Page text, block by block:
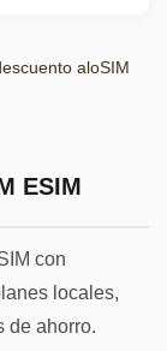
aloSIM
ESIM
con
locales,
de ahorro.